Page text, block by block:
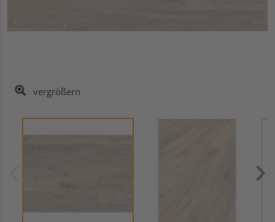
vergrößern